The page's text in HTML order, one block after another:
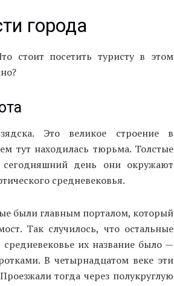
города
стоит посетить туристу в этом
Это великое строение в
тут находилась тюрьма. Толстые
день они окружают
средневековья.
были главным порталом, который
Так случилось, что остальные
их название было —
В четырнадцатом веке эти
тогда через полукруглую